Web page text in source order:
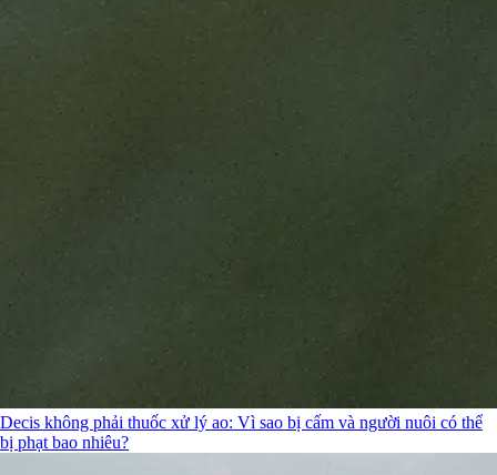
Decis không phải thuốc xử lý ao: Vì sao bị cấm và người nuôi có thể
bị phạt bao nhiêu?